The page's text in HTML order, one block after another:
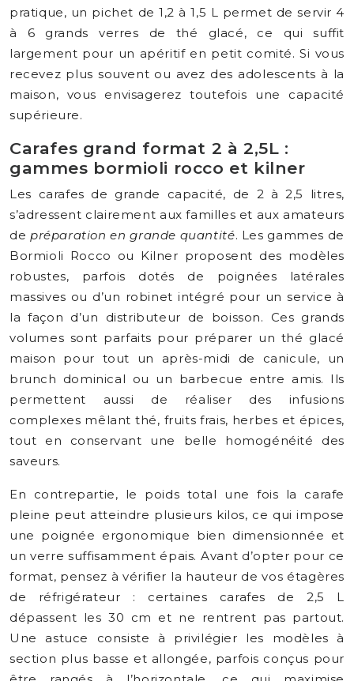
pratique, un pichet de 1,2 à 1,5 L permet de servir 4
à 6 grands verres de thé glacé, ce qui suffit
largement pour un apéritif en petit comité. Si vous
recevez plus souvent ou avez des adolescents à la
maison, vous envisagerez toutefois une capacité
supérieure.
Carafes grand format 2 à 2,5L :
gammes bormioli rocco et kilner
Les carafes de grande capacité, de 2 à 2,5 litres,
s’adressent clairement aux familles et aux amateurs
de préparation en grande quantité. Les gammes de
Bormioli Rocco ou Kilner proposent des modèles
robustes, parfois dotés de poignées latérales
massives ou d’un robinet intégré pour un service à
la façon d’un distributeur de boisson. Ces grands
volumes sont parfaits pour préparer un thé glacé
maison pour tout un après-midi de canicule, un
brunch dominical ou un barbecue entre amis. Ils
permettent aussi de réaliser des infusions
complexes mêlant thé, fruits frais, herbes et épices,
tout en conservant une belle homogénéité des
saveurs.
En contrepartie, le poids total une fois la carafe
pleine peut atteindre plusieurs kilos, ce qui impose
une poignée ergonomique bien dimensionnée et
un verre suffisamment épais. Avant d’opter pour ce
format, pensez à vérifier la hauteur de vos étagères
de réfrigérateur : certaines carafes de 2,5 L
dépassent les 30 cm et ne rentrent pas partout.
Une astuce consiste à privilégier les modèles à
section plus basse et allongée, parfois conçus pour